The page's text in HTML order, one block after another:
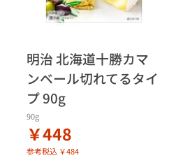
明治 北海道十勝カマ
ンベール切れてるタイ
プ 90g
90g
￥448
参考税込 ￥484